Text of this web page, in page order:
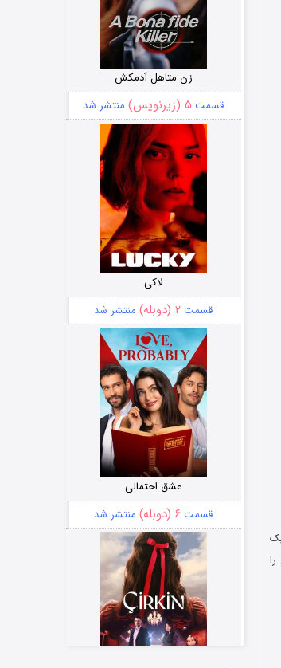
زن متاهل آدمکش
قسمت ۵ (زیرنویس) منتشر شد
لاکی
قسمت ۲ (دوبله) منتشر شد
عشق احتمالی
قسمت ۶ (دوبله) منتشر شد